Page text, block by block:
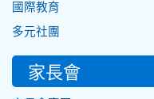
國際教育
多元社團
家長會